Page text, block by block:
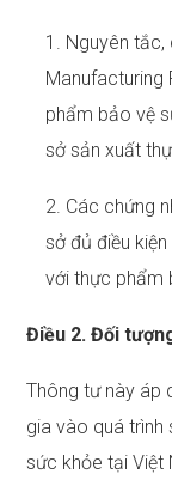
1. Nguyên tắc,
Manufacturing
phẩm bảo vệ
sở sản xuất
2. Các chứng
sở đủ điều
với thực phẩm
Điều 2. Đối
Thông tư này áp
gia vào quá trình
sức khỏe tại